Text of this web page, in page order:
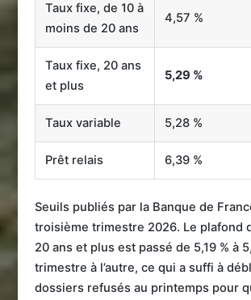
Taux fixe, de 10 à
moins de 20 ans
4,57 %
Taux fixe, 20 ans
et plus
5,29 %
Taux variable 5,28 %
Prêt relais 6,39 %
Seuils publiés par la Banque de
troisième trimestre 2026. Le plafond
20 ans et plus est passé de 5,19 % à
trimestre à l’autre, ce qui a suffi à
dossiers refusés au printemps pour